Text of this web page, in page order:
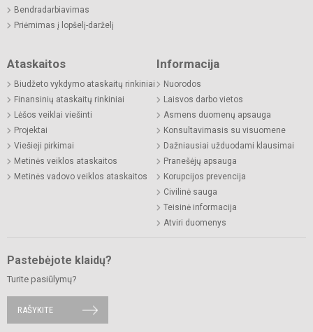
Bendradarbiavimas
Priėmimas į lopšelį-darželį
Ataskaitos
Biudžeto vykdymo ataskaitų rinkiniai
Finansinių ataskaitų rinkiniai
Lėšos veiklai viešinti
Projektai
Viešieji pirkimai
Metinės veiklos ataskaitos
Metinės vadovo veiklos ataskaitos
Informacija
Nuorodos
Laisvos darbo vietos
Asmens duomenų apsauga
Konsultavimasis su visuomene
Dažniausiai užduodami klausimai
Pranešėjų apsauga
Korupcijos prevencija
Civilinė sauga
Teisinė informacija
Atviri duomenys
Pastebėjote klaidų?
Turite pasiūlymų?
RAŠYKITE